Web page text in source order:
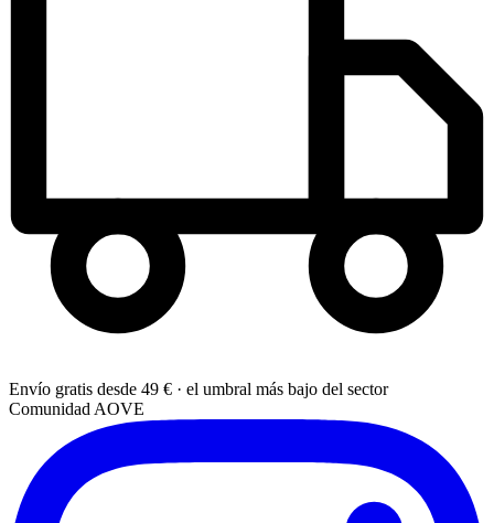
Envío gratis desde 49 € · el umbral más bajo del sector
Comunidad AOVE